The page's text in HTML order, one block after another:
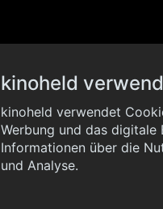
kinoheld
kinoheld verwendet
Werbung und das
Informationen über die
und Analyse.
Info
{ "__sentry_xhr__": {
"status_code": 0 } }